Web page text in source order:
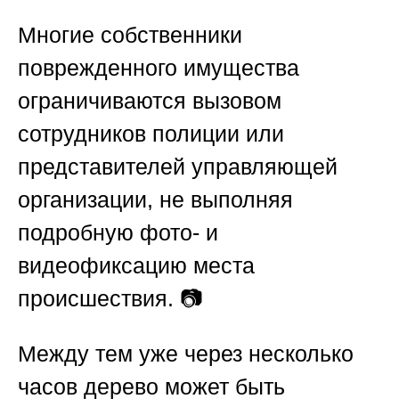
Многие собственники
поврежденного имущества
ограничиваются вызовом
сотрудников полиции или
представителей управляющей
организации, не выполняя
подробную фото- и
видеофиксацию места
происшествия. 📷
Между тем уже через несколько
часов дерево может быть